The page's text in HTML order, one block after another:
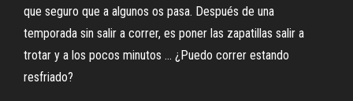
que seguro que a algunos os pasa. Después de una
temporada sin salir a correr, es poner las zapatillas salir a
trotar y a los pocos minutos ... ¿Puedo correr estando
resfriado?